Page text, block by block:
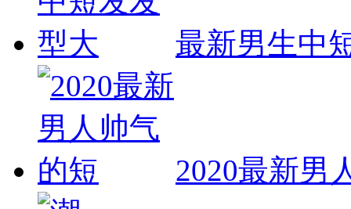
最新男生中
2020最新男